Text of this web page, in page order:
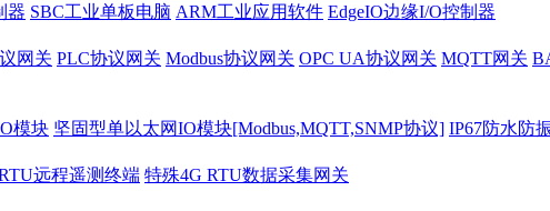
器 SBC工业单板电脑 ARM工业应用软件 EdgeIO边缘I/O控制器
网关 PLC协议网关 Modbus协议网关 OPC UA协议网关 MQTT网关
模块 坚固型单以太网IO模块[Modbus,MQTT,SNMP协议] IP67防水防
远程遥测终端 特殊4G RTU数据采集网关